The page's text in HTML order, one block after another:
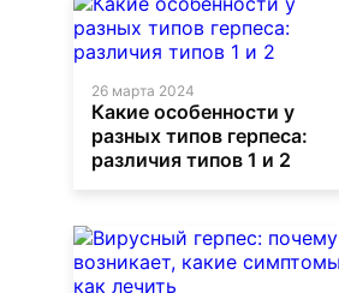
26 марта 2024
Какие особенности у
разных типов герпеса:
различия типов 1 и 2